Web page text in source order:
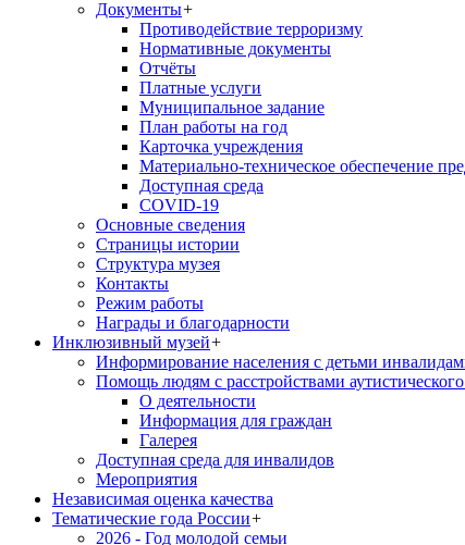
Документы+
Противодействие терроризму
Нормативные документы
Отчёты
Платные услуги
Муниципальное задание
План работы на год
Карточка учреждения
Материально-техническое обеспечение
Доступная среда
COVID-19
Основные сведения
Страницы истории
Структура музея
Контакты
Режим работы
Награды и благодарности
Инклюзивный музей+
Информирование населения с детьми
Помощь людям с расстройствами
О деятельности
Информация для граждан
Галерея
Доступная среда для инвалидов
Мероприятия
Независимая оценка качества
Тематические года России+
2026 - Год молодой семьи